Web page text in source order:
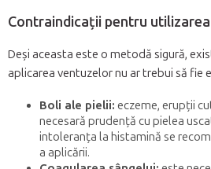
Contraindicații pentru
Deși aceasta este o metodă sigură,
aplicarea ventuzelor nu ar trebui să fie
Boli ale pielii: eczeme, erupții
necesară prudență cu pielea
intoleranța la histamină se
a aplicării.